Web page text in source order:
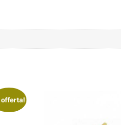
offerta!